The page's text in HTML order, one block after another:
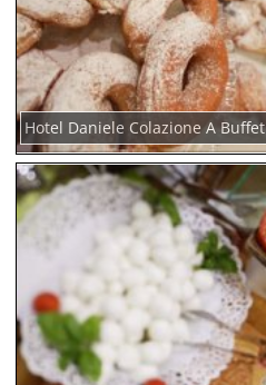
Hotel Daniele Colazione A Buffet